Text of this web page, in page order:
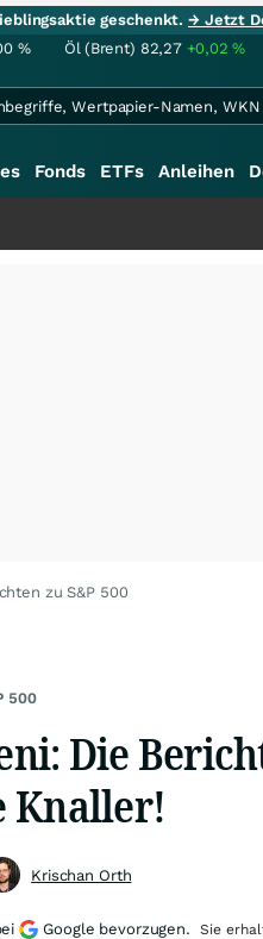
geschenkt.→ Jetzt
% Öl (Brent) 82,27 +0,02%
Fonds ETFs Anleihen
zu S&P 500
500
Die
Knaller!
Krischan Orth
Google bevorzugen. Sie